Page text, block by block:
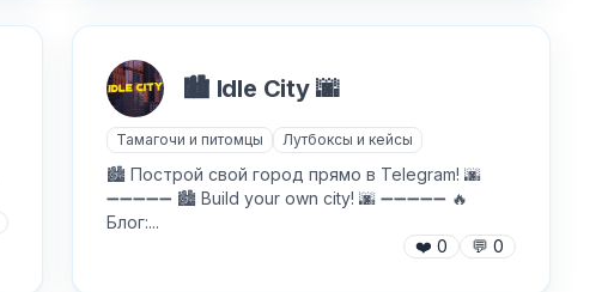
🏙 Idle City 🌆
Тамагочи и питомцы Лутбоксы и кейсы
🏙 Построй свой город прямо в Telegram! 🌆
➖➖➖➖➖ 🏙 Build your own city! 🌆 ➖➖➖➖➖ 🔥
Блог:...
❤️ 0 💬 0